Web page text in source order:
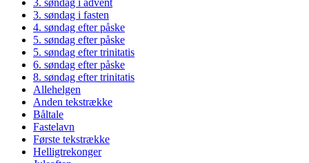
3. søndag i advent
3. søndag i fasten
4. søndag efter påske
5. søndag efter påske
5. søndag efter trinitatis
6. søndag efter påske
8. søndag efter trinitatis
Allehelgen
Anden tekstrække
Båltale
Fastelavn
Første tekstrække
Helligtrekonger